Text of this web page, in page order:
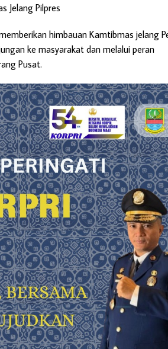
Jelang Pilpres
himbauan Kamtibmas jelang
ke masyarakat dan melalui peran
Pusat.